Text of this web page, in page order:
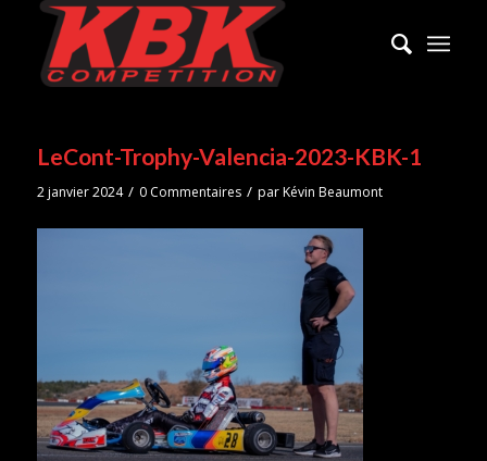
LeCont-Trophy-Valencia-2023-KBK-1
2 janvier 2024 / 0 Commentaires / parKévin Beaumont